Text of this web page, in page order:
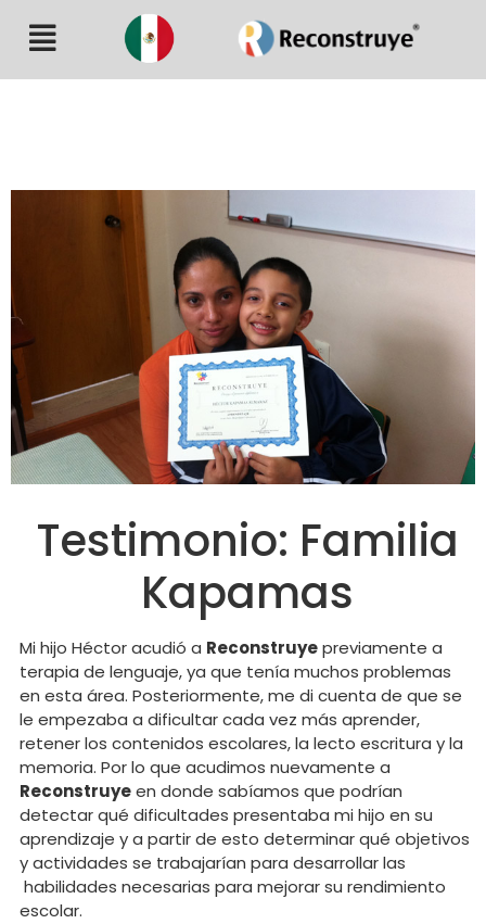
Testimonio: Familia
Kapamas
Mi hijo Héctor acudió a Reconstruyepreviamente a
terapia de lenguaje, ya que tenía muchos problemas
en esta área. Posteriormente, me di cuenta de que se
le empezaba a dificultar cada vez más aprender,
retener los contenidos escolares, la lecto escritura y la
memoria. Por lo que acudimos nuevamente a
Reconstruyeen donde sabíamos que podrían
detectar qué dificultades presentaba mi hijo en su
aprendizaje y a partir de esto determinar qué objetivos
y actividades se trabajarían para desarrollar las
habilidades necesarias para mejorar su rendimiento
escolar.